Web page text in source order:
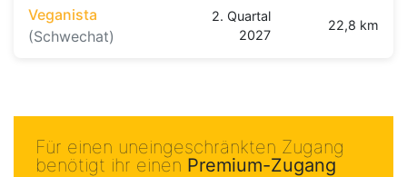
Veganista
(Schwechat)
2. Quartal
2027
22,8 km
Für einen uneingeschränkten Zugang
benötigt ihr einen Premium-Zugang